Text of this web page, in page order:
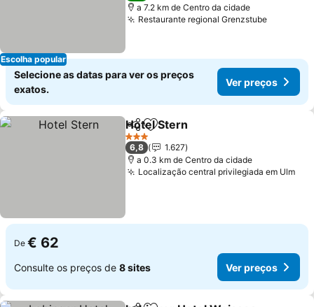
Escolha popular
a 7.2 km de Centro da cidade
Restaurante regional Grenzstube
Selecione as datas para ver os preços
exatos.
Ver preços
PartilharAdicionar aos favoritos
Hotel Stern
3 Estrelas
6,8
1.627
a 0.3 km de Centro da cidade
Localização central privilegiada em Ulm
De € 62
Consulte os preços de 8 sites Ver preços